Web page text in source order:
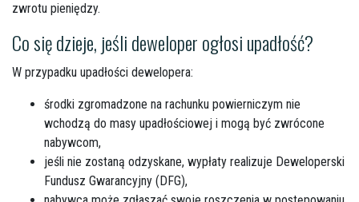
zwrotu pieniędzy.
Co się dzieje, jeśli deweloper ogłosi upadłość?
W przypadku upadłości dewelopera:
środki zgromadzone na rachunku powierniczym nie
wchodzą do masy upadłościowej i mogą być zwrócone
nabywcom,
jeśli nie zostaną odzyskane, wypłaty realizuje Deweloperski
Fundusz Gwarancyjny (DFG),